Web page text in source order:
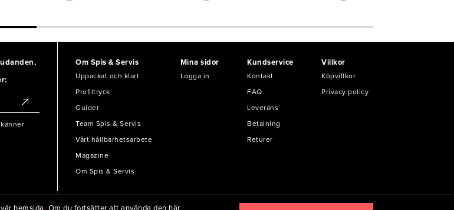
Om Spis & Servis
Uppackat och klart
Profiltryck
Guider
Team Spis & Servis
Vårt hållbarhetsarbete
Magazine
Om Spis & Servis
Mina sidor
Logga in
Kundservice
Kontakt
FAQ
Leverans
Betalning
Returer
Villkor
Köpvillkor
Privacy policy